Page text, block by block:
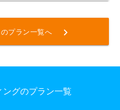
プラン一覧へ chevron_right
グのプラン一覧